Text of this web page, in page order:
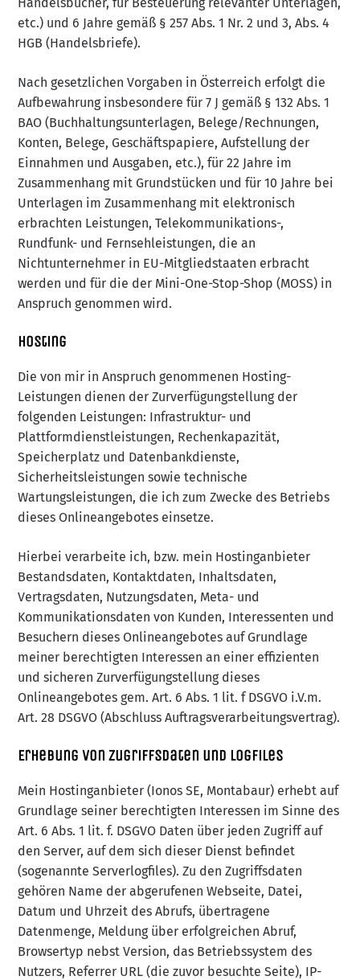
Handelsbücher, für Besteuerung relevanter Unterlagen,
etc.) und 6 Jahre gemäß § 257 Abs. 1 Nr. 2 und 3, Abs. 4
HGB (Handelsbriefe).
Nach gesetzlichen Vorgaben in Österreich erfolgt die
Aufbewahrung insbesondere für 7 J gemäß § 132 Abs. 1
BAO (Buchhaltungsunterlagen, Belege/Rechnungen,
Konten, Belege, Geschäftspapiere, Aufstellung der
Einnahmen und Ausgaben, etc.), für 22 Jahre im
Zusammenhang mit Grundstücken und für 10 Jahre bei
Unterlagen im Zusammenhang mit elektronisch
erbrachten Leistungen, Telekommunikations-,
Rundfunk- und Fernsehleistungen, die an
Nichtunternehmer in EU-Mitgliedstaaten erbracht
werden und für die der Mini-One-Stop-Shop (MOSS) in
Anspruch genommen wird.
Hosting
Die von mir in Anspruch genommenen Hosting-
Leistungen dienen der Zurverfügungstellung der
folgenden Leistungen: Infrastruktur- und
Plattformdienstleistungen, Rechenkapazität,
Speicherplatz und Datenbankdienste,
Sicherheitsleistungen sowie technische
Wartungsleistungen, die ich zum Zwecke des Betriebs
dieses Onlineangebotes einsetze.
Hierbei verarbeite ich, bzw. mein Hostinganbieter
Bestandsdaten, Kontaktdaten, Inhaltsdaten,
Vertragsdaten, Nutzungsdaten, Meta- und
Kommunikationsdaten von Kunden, Interessenten und
Besuchern dieses Onlineangebotes auf Grundlage
meiner berechtigten Interessen an einer effizienten
und sicheren Zurverfügungstellung dieses
Onlineangebotes gem. Art. 6 Abs. 1 lit. f DSGVO i.V.m.
Art. 28 DSGVO (Abschluss Auftragsverarbeitungsvertrag).
Erhebung von Zugriffsdaten und Logfiles
Mein Hostinganbieter (Ionos SE, Montabaur) erhebt auf
Grundlage seiner berechtigten Interessen im Sinne des
Art. 6 Abs. 1 lit. f. DSGVO Daten über jeden Zugriff auf
den Server, auf dem sich dieser Dienst befindet
(sogenannte Serverlogfiles). Zu den Zugriffsdaten
gehören Name der abgerufenen Webseite, Datei,
Datum und Uhrzeit des Abrufs, übertragene
Datenmenge, Meldung über erfolgreichen Abruf,
Browsertyp nebst Version, das Betriebssystem des
Nutzers, Referrer URL (die zuvor besuchte Seite), IP-